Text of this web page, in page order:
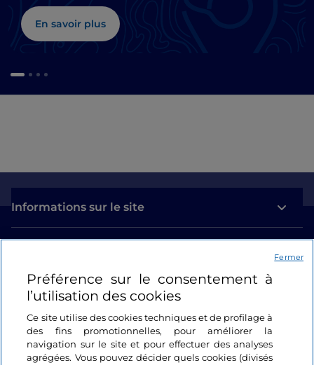
En savoir plus
Informations sur le site
Se connecter
Suivez-nous
Préférence sur le consentement à
l’utilisation des cookies
Ce site utilise des cookies techniques et de profilage à
des fins promotionnelles, pour améliorer la
navigation sur le site et pour effectuer des analyses
agrégées. Vous pouvez décider quels cookies (divisés
Fermer